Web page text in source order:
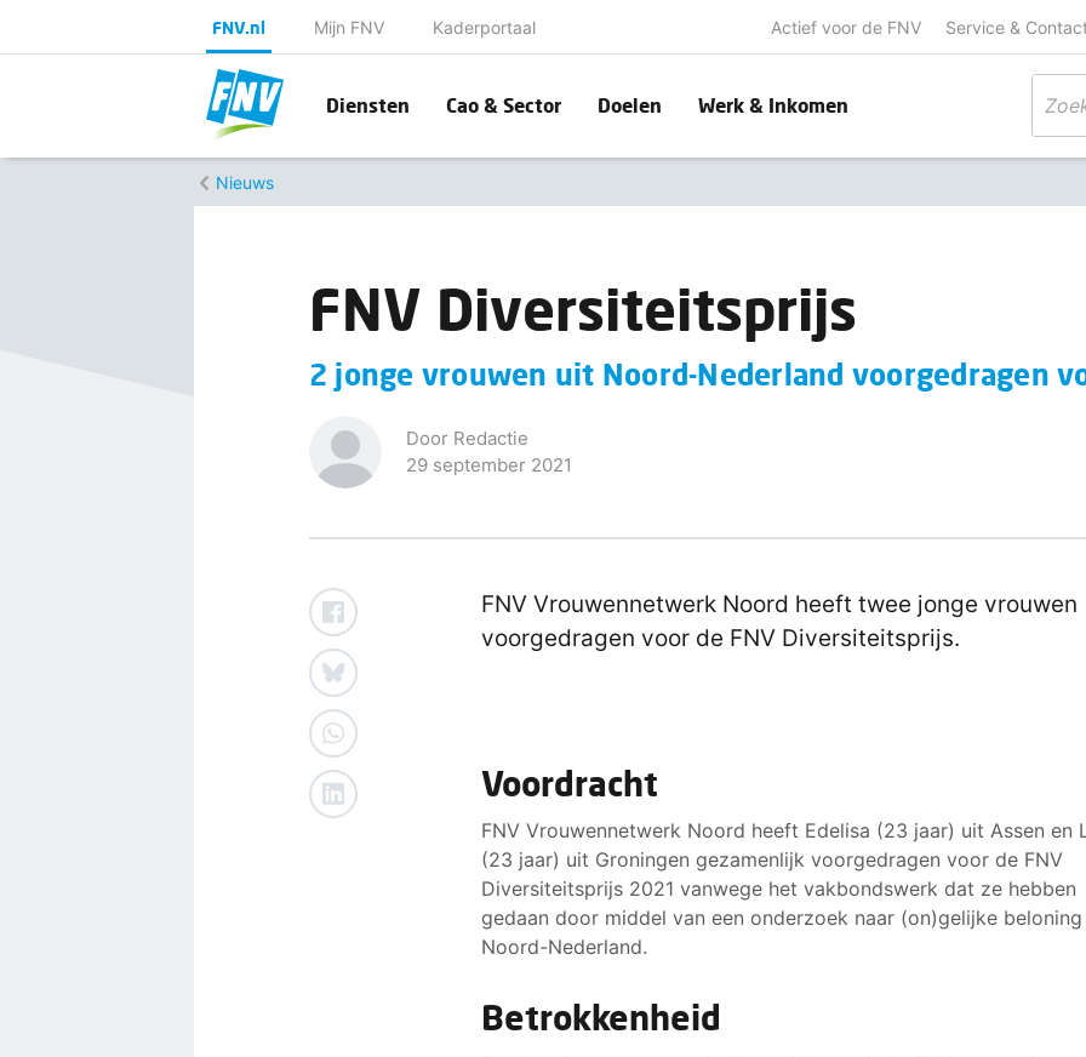
FNV.nl Mijn FNV Kaderportaal Actief voor de FNV Service &
Diensten Cao & Sector Doelen Werk & Inkomen
Nieuws
FNV Diversiteitsprijs
2 jonge vrouwen uit Noord-Nederland voorgedragen
Door Redactie
29 september 2021
FNV Vrouwennetwerk Noord heeft twee jonge vrouwen
voorgedragen voor de FNV Diversiteitsprijs.
Voordracht
FNV Vrouwennetwerk Noord heeft Edelisa (23 jaar) uit Assen en
(23 jaar) uit Groningen gezamenlijk voorgedragen voor de FNV
Diversiteitsprijs 2021 vanwege het vakbondswerk dat ze hebben
gedaan door middel van een onderzoek naar (on)gelijke beloning
Noord-Nederland.
Betrokkenheid